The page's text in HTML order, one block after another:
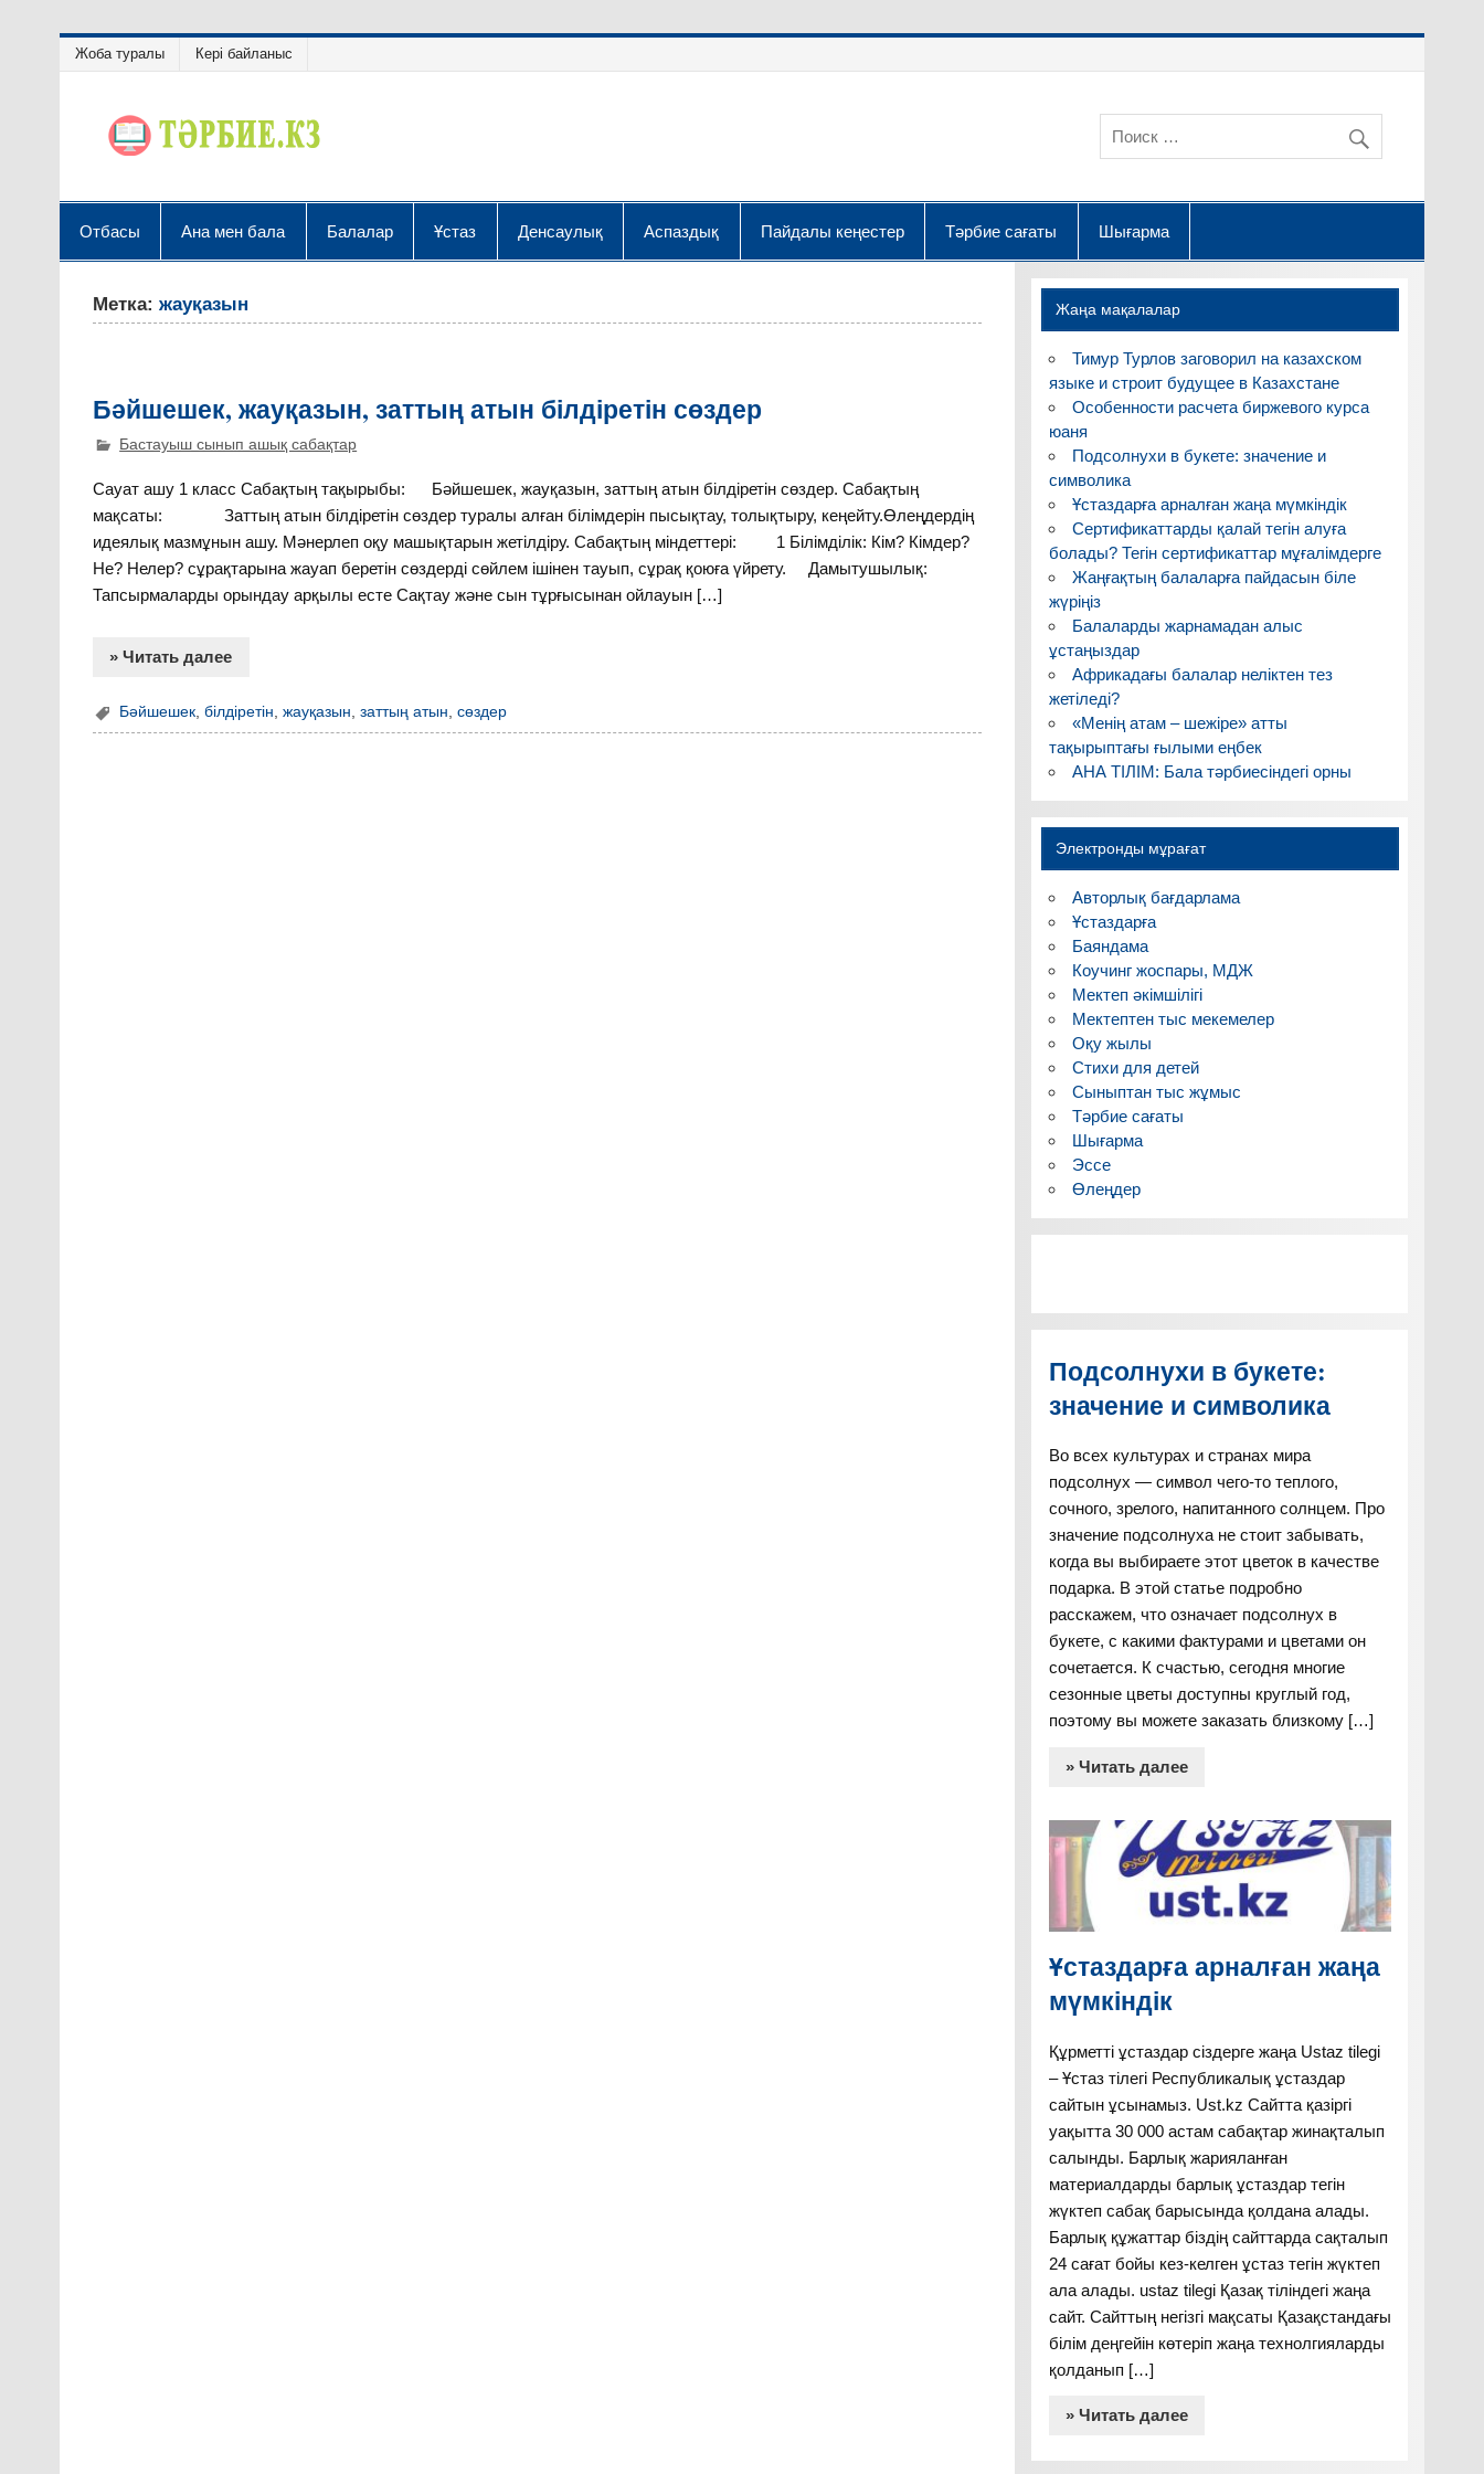
Жоба туралы Кері байланыс
Отбасы Ана мен бала Балалар Ұстаз Денсаулық Аспаздық Пайдалы кеңестер Тәрбие сағаты Шығарма
Метка:жауқазын
Бәйшешек, жауқазын, заттың атын білдіретін сөздер
Бастауыш сынып ашық сабақтар
Сауат ашу 1 класс Сабақтың тақырыбы: Бәйшешек, жауқазын, заттың атын білдіретін сөздер. Сабақтың
мақсаты: Заттың атын білдіретін сөздер туралы алған білімдерін пысықтау, толықтыру, кеңейту.Өлеңдердің
идеялық мазмұнын ашу. Мәнерлеп оқу машықтарын жетілдіру. Сабақтың міндеттері: 1 Білімділік: Кім? Кімдер?
Не? Нелер? сұрақтарына жауап беретін сөздерді сөйлем ішінен тауып, сұрақ қоюға үйрету. Дамытушылық:
Тапсырмаларды орындау арқылы есте Сақтау және сын тұрғысынан ойлауын […]
» Читать далее
Бәйшешек ,білдіретін ,жауқазын ,заттың атын ,сөздер
Жаңа мақалалар
Тимур Турлов заговорил на казахском
языке и строит будущее в Казахстане
Особенности расчета биржевого курса
юаня
Подсолнухи в букете: значение и
символика
Ұстаздарға арналған жаңа мүмкіндік
Сертификаттарды қалай тегін алуға
болады? Тегін сертификаттар мұғалімдерге
Жаңғақтың балаларға пайдасын біле
жүріңіз
Балаларды жарнамадан алыс
ұстаңыздар
Африкадағы балалар неліктен тез
жетіледі?
«Менің атам – шежіре» атты
тақырыптағы ғылыми еңбек
АНА ТІЛІМ: Бала тәрбиесіндегі орны
Электронды мұрағат
Авторлық бағдарлама
Ұстаздарға
Баяндама
Коучинг жоспары, МДЖ
Мектеп әкімшілігі
Мектептен тыс мекемелер
Оқу жылы
Стихи для детей
Сыныптан тыс жұмыс
Тәрбие сағаты
Шығарма
Эссе
Өлеңдер
Подсолнухи в букете:
значение и символика
Во всех культурах и странах мира
подсолнух — символ чего-то теплого,
сочного, зрелого, напитанного солнцем. Про
значение подсолнуха не стоит забывать,
когда вы выбираете этот цветок в качестве
подарка. В этой статье подробно
расскажем, что означает подсолнух в
букете, с какими фактурами и цветами он
сочетается. К счастью, сегодня многие
сезонные цветы доступны круглый год,
поэтому вы можете заказать близкому […]
» Читать далее
Ұстаздарға арналған жаңа
мүмкіндік
Құрметті ұстаздар сіздерге жаңа Ustaz tilegi
– Ұстаз тілегі Республикалық ұстаздар
сайтын ұсынамыз. Ust.kz Сайтта қазіргі
уақытта 30 000 астам сабақтар жинақталып
салынды. Барлық жарияланған
материалдарды барлық ұстаздар тегін
жүктеп сабақ барысында қолдана алады.
Барлық құжаттар біздің сайттарда сақталып
24 сағат бойы кез-келген ұстаз тегін жүктеп
ала алады. ustaz tilegi Қазақ тіліндегі жаңа
сайт. Сайттың негізгі мақсаты Қазақстандағы
білім деңгейін көтеріп жаңа технолгияларды
қолданып […]
» Читать далее